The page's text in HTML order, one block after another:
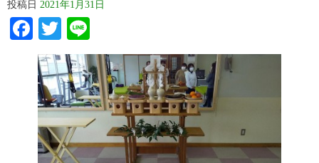
投稿日 2021年1月31日
Facebook
Twitter